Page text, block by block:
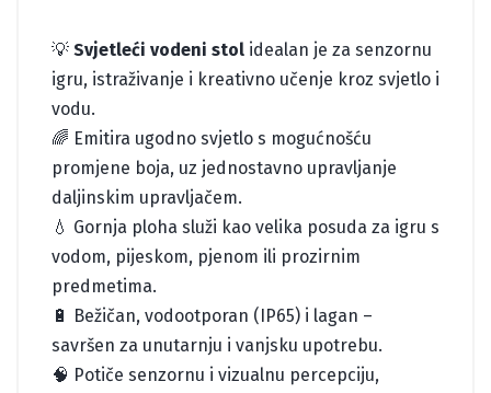
💡 Svjetleći vodeni stol idealan je za senzornu
igru, istraživanje i kreativno učenje kroz svjetlo i
vodu.
🌈 Emitira ugodno svjetlo s mogućnošću
promjene boja, uz jednostavno upravljanje
daljinskim upravljačem.
💧 Gornja ploha služi kao velika posuda za igru s
vodom, pijeskom, pjenom ili prozirnim
predmetima.
🔋 Bežičan, vodootporan (IP65) i lagan –
savršen za unutarnju i vanjsku upotrebu.
🧠 Potiče senzornu i vizualnu percepciju,